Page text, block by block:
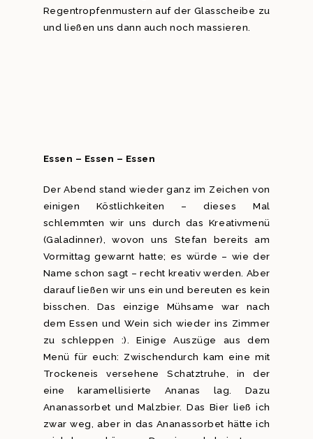
Regentropfenmustern auf der Glasscheibe zu
und ließen uns dann auch noch massieren.
Essen – Essen – Essen
Der Abend stand wieder ganz im Zeichen von
einigen Köstlichkeiten – dieses Mal
schlemmten wir uns durch das Kreativmenü
(Galadinner), wovon uns Stefan bereits am
Vormittag gewarnt hatte; es würde – wie der
Name schon sagt – recht kreativ werden. Aber
darauf ließen wir uns ein und bereuten es kein
bisschen. Das einzige Mühsame war nach
dem Essen und Wein sich wieder ins Zimmer
zu schleppen :). Einige Auszüge aus dem
Menü für euch: Zwischendurch kam eine mit
Trockeneis versehene Schatztruhe, in der
eine karamellisierte Ananas lag. Dazu
Ananassorbet und Malzbier. Das Bier ließ ich
zwar weg, aber in das Ananassorbet hätte ich